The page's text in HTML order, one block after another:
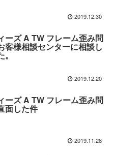
2019.12.30
ーズ A TW フレーム歪み問
客様相談センターに相談し
2019.12.20
ーズ A TW フレーム歪み問
面した件
2019.11.28